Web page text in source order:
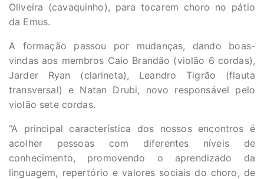
Oliveira (cavaquinho), para tocarem choro no pátio
da Emus.
A formação passou por mudanças, dando boas-
vindas aos membros Caio Brandão (violão 6 cordas),
Jarder Ryan (clarineta), Leandro Tigrão (flauta
transversal) e Natan Drubi, novo responsável pelo
violão sete cordas.
“A principal característica dos nossos encontros é
acolher pessoas com diferentes níveis de
conhecimento, promovendo o aprendizado da
linguagem, repertório e valores sociais do choro, de